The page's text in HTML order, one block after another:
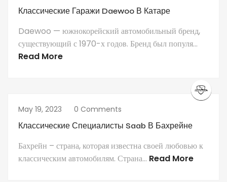
Классические Гаражи Daewoo В Катаре
Daewoo — южнокорейский автомобильный бренд,
существующий с 1970-х годов. Бренд был популя...
Read More
May 19, 2023 0 Comments
Классические Специалисты Saab В Бахрейне
Бахрейн – страна, которая известна своей любовью к
классическим автомобилям. Страна... Read More